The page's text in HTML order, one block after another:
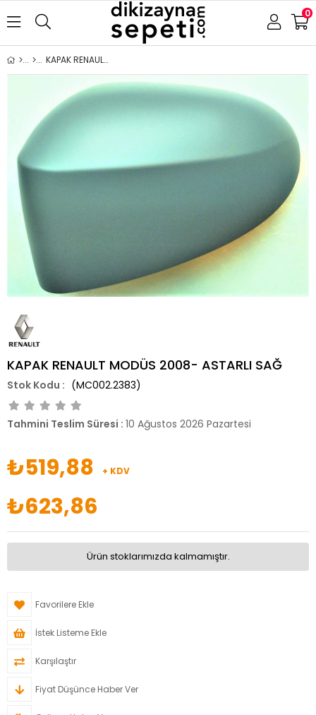
0
KAPAK RENAULT MODÜS 2008- ASTARLI SAĞ
KAPAK RENAULT MODÜS 2008- ASTARLI SAĞ
(MC002.2383)
Tahmini Teslim Süresi : 10 Ağustos 2026 Pazartesi
₺519,88 + KDV
₺623,86
Ürün stoklarımızda kalmamıştır.
Favorilere Ekle
İstek Listeme Ekle
Karşılaştır
Fiyat Düşünce Haber Ver